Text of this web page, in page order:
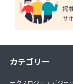
カテゴリー